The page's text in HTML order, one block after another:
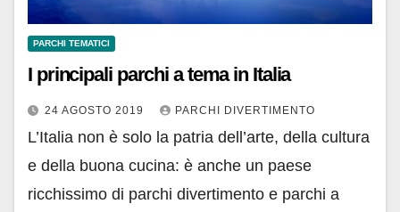
PARCHI TEMATICI
I principali parchi a tema in Italia
24 AGOSTO 2019 PARCHI DIVERTIMENTO
L’Italia non è solo la patria dell’arte, della cultura
e della buona cucina: è anche un paese
ricchissimo di parchi divertimento e parchi a